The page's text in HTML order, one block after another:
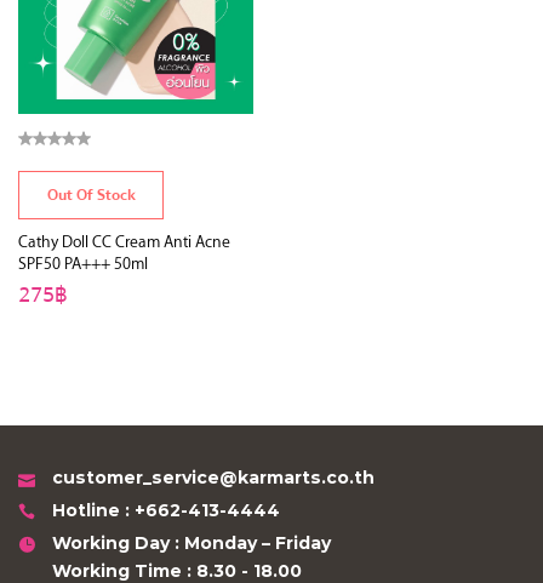
Out Of Stock
Cathy Doll CC Cream Anti Acne
SPF50 PA+++ 50ml
275฿
customer_service@karmarts.co.th
Hotline : +662-413-4444
Working Day : Monday – Friday
Working Time : 8.30 - 18.00